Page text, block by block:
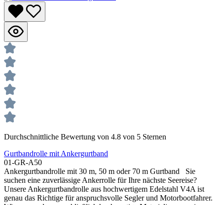
Durchschnittliche Bewertung von 4.8 von 5 Sternen
Gurtbandrolle mit Ankergurtband
01-GR-A50
Ankergurtbandrolle mit 30 m, 50 m oder 70 m Gurtband Sie
suchen eine zuverlässige Ankerrolle für Ihre nächste Seereise?
Unsere Ankergurtbandrolle aus hochwertigem Edelstahl V4A ist
genau das Richtige für anspruchsvolle Segler und Motorbootfahrer.